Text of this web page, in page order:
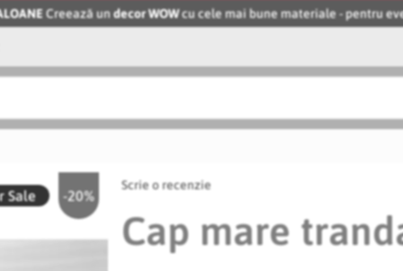
Creează undecor WOWcu cele mai bune materiale - pentru
-20%
Sale
Scrie o recenzie
Cap mare